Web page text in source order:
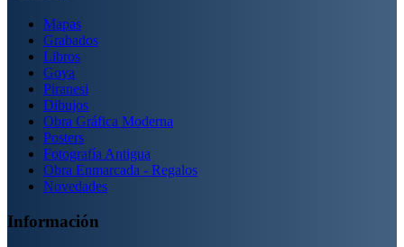
Mapas
Grabados
Libros
Goya
Piranesi
Dibujos
Obra Gráfica Moderna
Posters
Fotografía Antigua
Obra Enmarcada - Regalos
Novedades
Información